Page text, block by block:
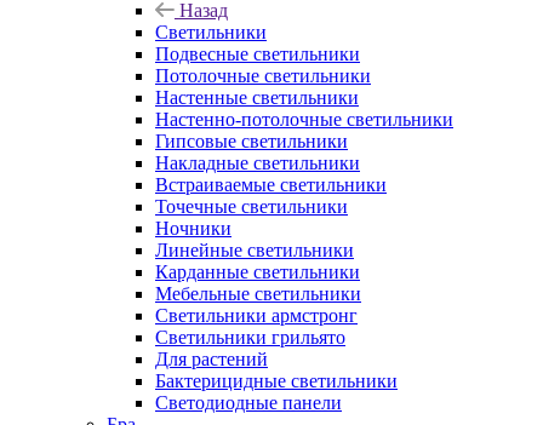
Назад
Светильники
Подвесные светильники
Потолочные светильники
Настенные светильники
Настенно-потолочные светильники
Гипсовые светильники
Накладные светильники
Встраиваемые светильники
Точечные светильники
Ночники
Линейные светильники
Карданные светильники
Мебельные светильники
Светильники армстронг
Светильники грильято
Для растений
Бактерицидные светильники
Светодиодные панели